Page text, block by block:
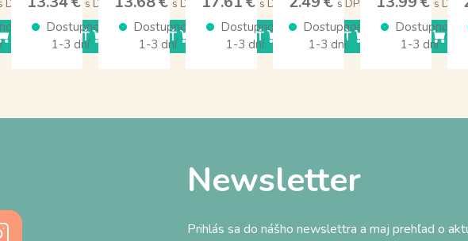
DPH
KÚPIŤ
s DPH
Dostupnosť
1-3 dní
KÚPIŤ
s DPH
Dostupnosť
1-3 dní
KÚPIŤ
s DPH
Dostupnosť
1-3 dní
KÚPIŤ
s DPH
Dostupnosť
1-3 dní
KÚPIŤ
s DPH
Dostupnosť
1-3 dní
Newsletter
Prihlás sa do nášho newslettra a maj prehľad o